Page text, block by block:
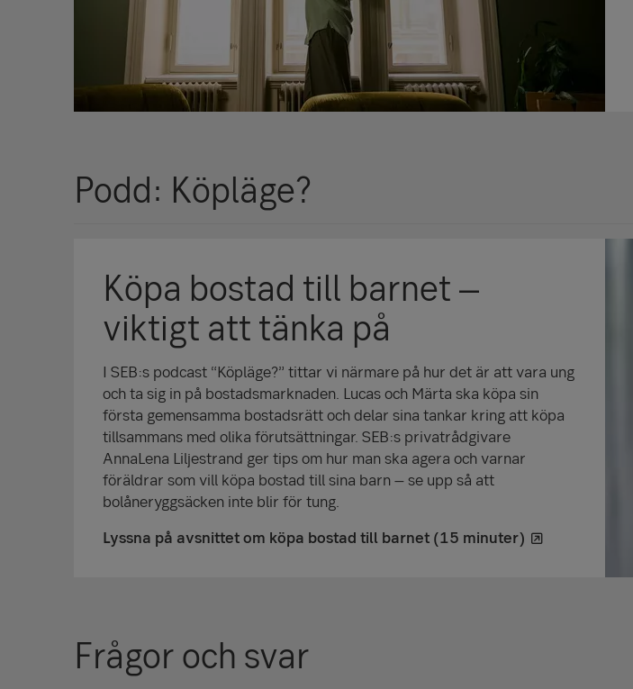
Podd: Köpläge?
Köpa bostad till barnet –
viktigt att tänka på
I SEB:s podcast “Köpläge?” tittar vi närmare på hur det är att vara ung
och ta sig in på bostadsmarknaden. Lucas och Märta ska köpa sin
första gemensamma bostadsrätt och delar sina tankar kring att köpa
tillsammans med olika förutsättningar. SEB:s privatrådgivare
AnnaLena Liljestrand ger tips om hur man ska agera och varnar
föräldrar som vill köpa bostad till sina barn – se upp så att
bolåneryggsäcken inte blir för tung.
Lyssna på avsnittet om köpa bostad till barnet (15 minuter)
Frågor och svar